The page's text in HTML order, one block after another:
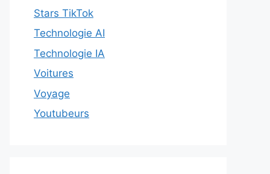
Stars TikTok
Technologie AI
Technologie IA
Voitures
Voyage
Youtubeurs